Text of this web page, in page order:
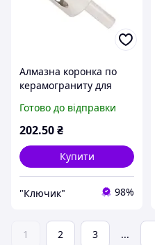
Алмазна коронка по
керамограниту для
1541451
Готово до відправки
202.50₴
Купити
"Ключик" 98%
1 2 3 ...